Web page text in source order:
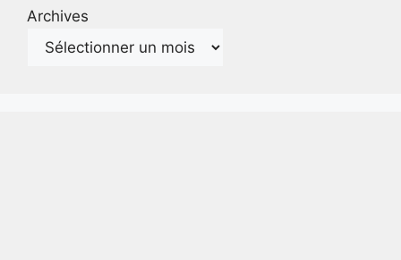
Archives